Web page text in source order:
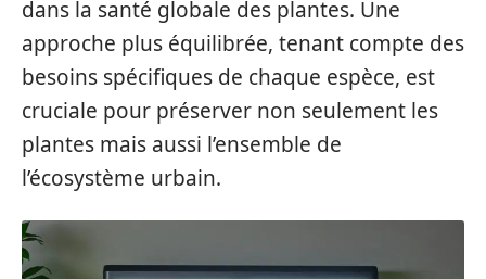
dans la santé globale des plantes. Une
approche plus équilibrée, tenant compte des
besoins spécifiques de chaque espèce, est
cruciale pour préserver non seulement les
plantes mais aussi l’ensemble de
l’écosystème urbain.